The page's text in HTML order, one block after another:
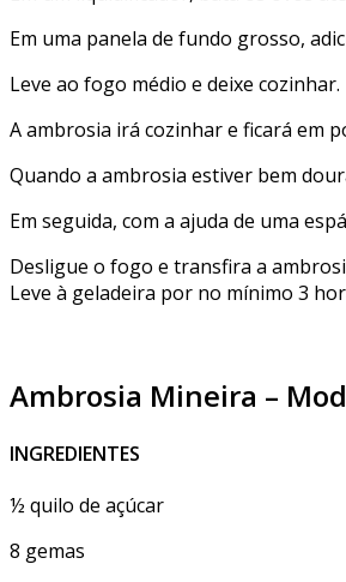
Em uma panela de fundo grosso,
Leve ao fogo médio e deixe cozinhar.
A ambrosia irá cozinhar e ficará em
Quando a ambrosia estiver bem
Em seguida, com a ajuda de uma
Desligue o fogo e transfira a
Leve à geladeira por no mínimo 3
Ambrosia Mineira –
INGREDIENTES
½ quilo de açúcar
8 gemas